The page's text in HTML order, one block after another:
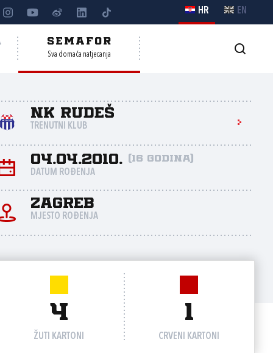
HR EN
SEMAFOR
Sva domaća natjecanja
NK Rudeš
TRENUTNI KLUB
04.04.2010. (16 godina)
DATUM ROĐENJA
Zagreb
MJESTO ROĐENJA
4
ŽUTI KARTONI
1
CRVENI KARTONI